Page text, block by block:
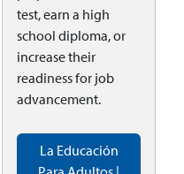
test, earn a high
school diploma, or
increase their
readiness for job
advancement.
La Educación